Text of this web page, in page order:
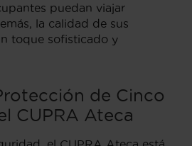
puedan viajar
la calidad de sus
toque sofisticado y
de Cinco
CUPRA Ateca